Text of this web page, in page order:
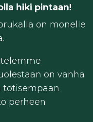
hiki pintaan!
on monelle
on vanha
totisempaan
perheen